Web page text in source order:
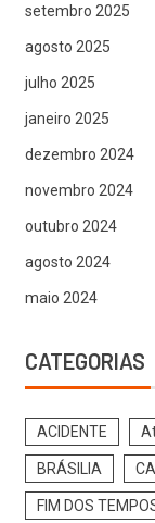
setembro 2025
agosto 2025
julho 2025
janeiro 2025
dezembro 2024
novembro 2024
outubro 2024
agosto 2024
maio 2024
CATEGORIAS
ACIDENTE
BRÁSILIA
FIM DOS